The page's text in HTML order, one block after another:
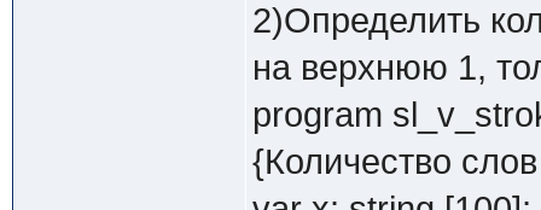
2)Определить
на верхнюю 1,
program
{Количество